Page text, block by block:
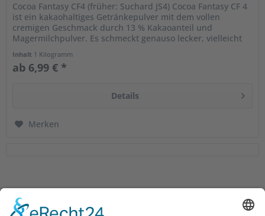
Cocoa Fantasy CF4 (früher: Suchard JS4) Cocoa Fantasy CF 4
ist ein kakaohaltiges Getränkepulver mit dem vollen
cremigen Geschmack durch 13 % Kakaoanteil und
Magermilchpulver. Es schmeckt genauso lecker, vielleicht
Inhalt 1 Kilogramm
ab 6,99 € *
Details
Merken
Service Hotline